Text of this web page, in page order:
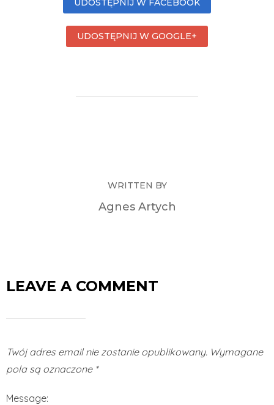
UDOSTĘPNIJ W FACEBOOK
UDOSTĘPNIJ W GOOGLE+
WRITTEN BY
Agnes Artych
LEAVE A COMMENT
Twój adres email nie zostanie opublikowany. Wymagane
pola są oznaczone *
Message: